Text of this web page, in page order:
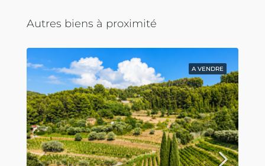
Autres biens à proximité
A VENDRE